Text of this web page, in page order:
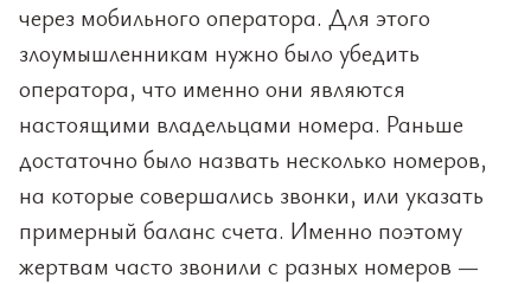
через мобильного оператора. Для этого
злоумышленникам нужно было убедить
оператора, что именно они являются
настоящими владельцами номера. Раньше
достаточно было назвать несколько номеров,
на которые совершались звонки, или указать
примерный баланс счета. Именно поэтому
жертвам часто звонили с разных номеров —